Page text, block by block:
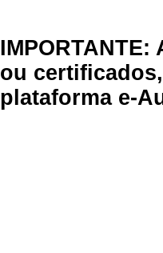
ou
plataforma e-